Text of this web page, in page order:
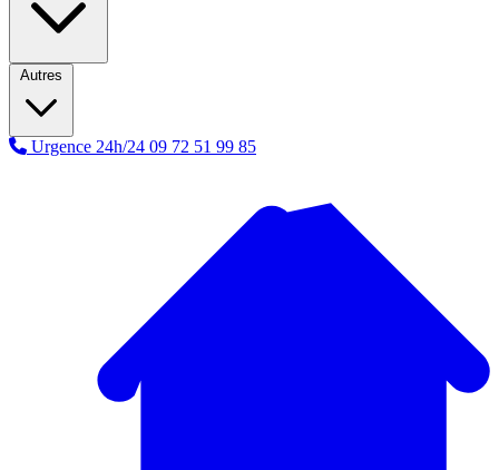
Autres
Urgence 24h/24 09 72 51 99 85